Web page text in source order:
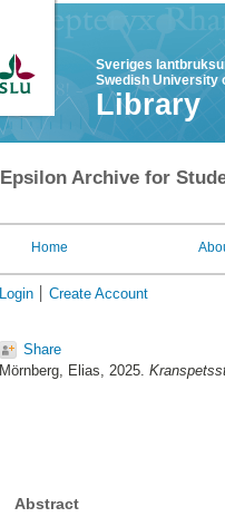
Sveriges
Swedish University
Library
Epsilon Archive for
Home
Login Create Account
Share
Mörnberg, Elias, 2025.
Abstract